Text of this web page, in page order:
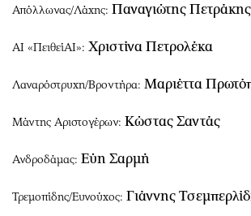
Απόλλωνας/Λάχης: Παναγιώτης Πετράκης
ΑΙ «ΠειθείΑΙ»: Χριστίνα Πετρολέκα
Λαναρόστρυχη/Βροντήρα: Μαριέττα
Μάντης Αριστογέρων: Κώστας Σαντάς
Ανδροδάμας: Εύη Σαρμή
Τρεμοπίδης/Ευνούχος: Γιάννης